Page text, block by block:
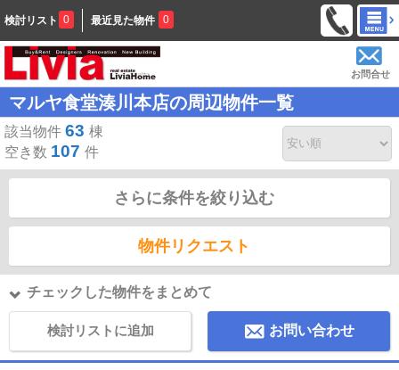
検討リスト 0 最近見た物件 0
お問合せ
マルヤ食堂湊川本店の周辺物件一覧
該当物件 63 棟
空き数 107 件
さらに条件を絞り込む
物件リクエスト
チェックした物件をまとめて
検討リストに追加 お問い合わせ